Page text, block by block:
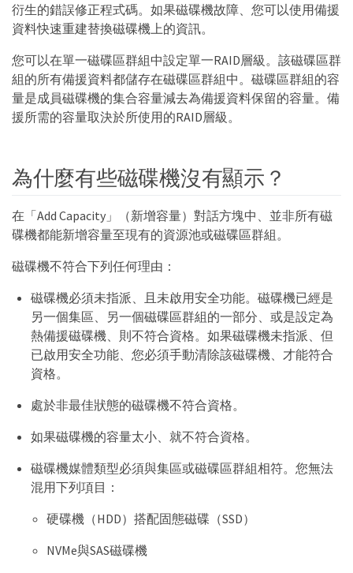
衍生的錯誤修正程式碼。如果磁碟機故障、您可以使用備援
資料快速重建替換磁碟機上的資訊。
您可以在單一磁碟區群組中設定單一RAID層級。該磁碟區群
組的所有備援資料都儲存在磁碟區群組中。磁碟區群組的容
量是成員磁碟機的集合容量減去為備援資料保留的容量。備
援所需的容量取決於所使用的RAID層級。
為什麼有些磁碟機沒有顯示？
在「Add Capacity」（新增容量）對話方塊中、並非所有磁
碟機都能新增容量至現有的資源池或磁碟區群組。
磁碟機不符合下列任何理由：
磁碟機必須未指派、且未啟用安全功能。磁碟機已經是
另一個集區、另一個磁碟區群組的一部分、或是設定為
熱備援磁碟機、則不符合資格。如果磁碟機未指派、但
已啟用安全功能、您必須手動清除該磁碟機、才能符合
資格。
處於非最佳狀態的磁碟機不符合資格。
如果磁碟機的容量太小、就不符合資格。
磁碟機媒體類型必須與集區或磁碟區群組相符。您無法
混用下列項目：
硬碟機（HDD）搭配固態磁碟（SSD）
NVMe與SAS磁碟機